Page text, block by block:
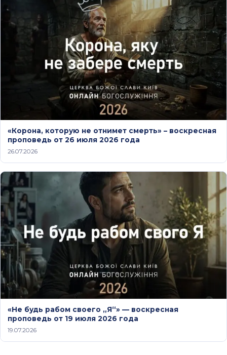
«Корона, которую не отнимет смерть» – воскресная
проповедь от 26 июля 2026 года
26.07.2026
«Не будь рабом своего „Я“» — воскресная
проповедь от 19 июля 2026 года
19.07.2026